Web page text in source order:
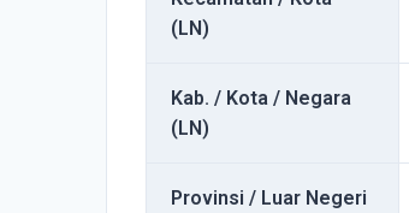
(LN)
Kab. / Kota / Negara
(LN)
Provinsi / Luar Negeri